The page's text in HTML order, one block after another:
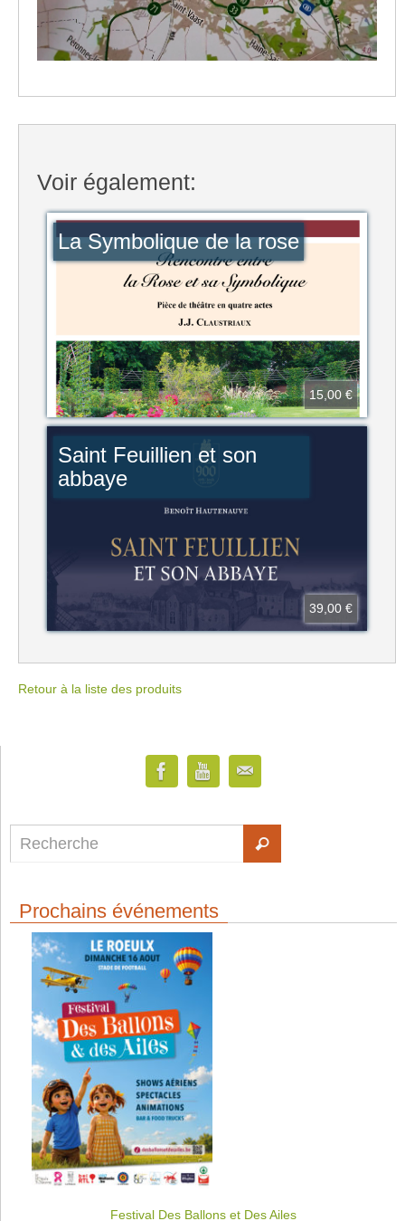
Voir également:
La Symbolique de la rose
15,00 €
Saint Feuillien et son
abbaye
39,00 €
Retour à la liste des produits
Prochains événements
Festival Des Ballons et Des Ailes